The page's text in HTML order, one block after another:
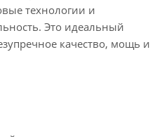
технологии и
Это идеальный
качество, мощь и